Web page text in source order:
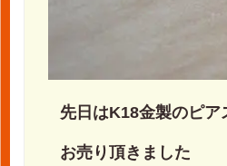
先日はK18金製のピア
お売り頂きました